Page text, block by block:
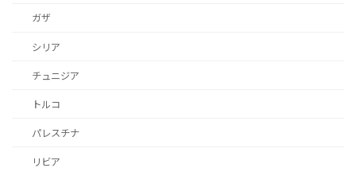
ガザ
シリア
チュニジア
トルコ
パレスチナ
リビア